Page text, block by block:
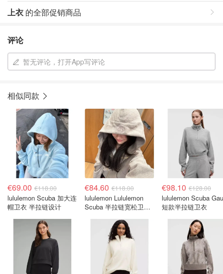
上衣 的全部促销商品
评论
暂无评论，打开App写评论
相似同款
€69.00 €118.00
lululemon Scuba 加大连
帽卫衣 半拉链设计
€84.60 €118.00
lululemon Lululemon
Scuba 半拉链宽松卫衣
€98.10 €128.00
lululemon Scuba
短款半拉链卫衣